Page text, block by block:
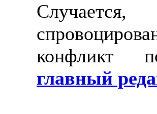
конфликт
главный